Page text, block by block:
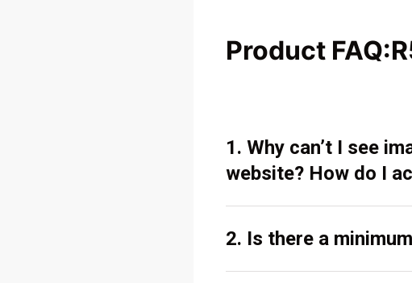
Product
1. Why can’t I see
website? How do I
2. Is there a